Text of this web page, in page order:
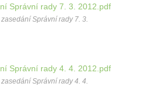
Správní rady 7. 3. 2012.pdf
Správní rady 7. 3.
Správní rady 4. 4. 2012.pdf
Správní rady 4. 4.